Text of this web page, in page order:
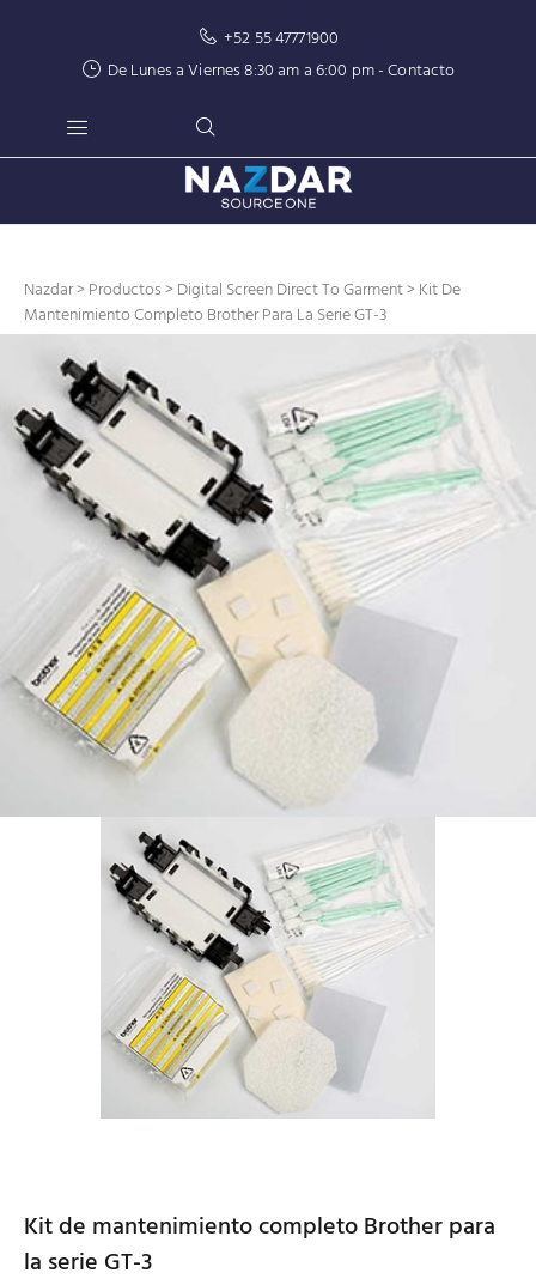
+52 55 47771900
De Lunes a Viernes 8:30 am a 6:00 pm -Contacto
Nazdar>Productos>Digital Screen Direct To Garment> Kit De
Mantenimiento Completo Brother Para La Serie GT-3
Kit de mantenimiento completo Brother para
la serie GT-3